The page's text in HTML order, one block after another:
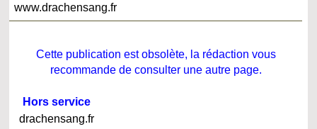
www.drachensang.fr
Cette publication est obsolète, la rédaction vous
recommande de consulter une autre page.
Hors service
drachensang.fr